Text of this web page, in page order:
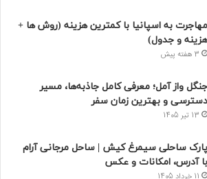
مهاجرت به اسپانیا با کمترین هزینه (روش ها +
هزینه و جدول)
3 هفته پیش
جنگل واز آمل؛ معرفی کامل جاذبه‌ها، مسیر
دسترسی و بهترین زمان سفر
13 تیر 1405
پارک ساحلی سیمرغ کیش | ساحل مرجانی آرام
با آدرس، امکانات و عکس